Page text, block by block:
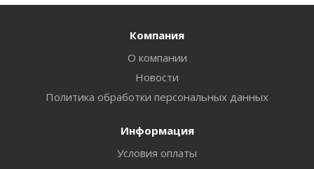
Компания
О компании
Новости
Политика обработки персональных данных
Информация
Условия оплаты